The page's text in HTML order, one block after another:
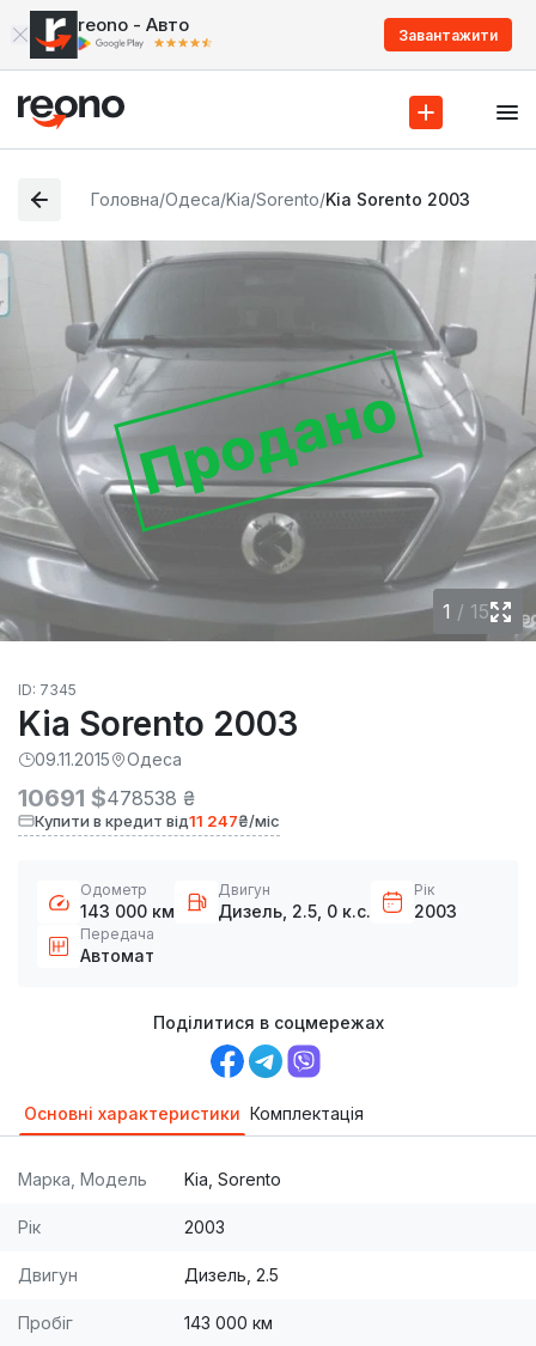
reono - Авто Завантажити
Головна/Одеса/Kia/Sorento/Kia Sorento 2003
Продано
1 / 15
ID: 7345
Kia Sorento 2003
09.11.2015 Одеса
10691 $478538 ₴
Купити в кредит від11 247₴/міс
Одометр
143 000 км
Двигун
Дизель, 2.5, 0 к.с.
Рік
2003
Передача
Автомат
Поділитися в соцмережах
Основні характеристики Комплектація
Марка, Модель Kia, Sorento
Рік 2003
Двигун Дизель, 2.5
Пробіг 143 000 км